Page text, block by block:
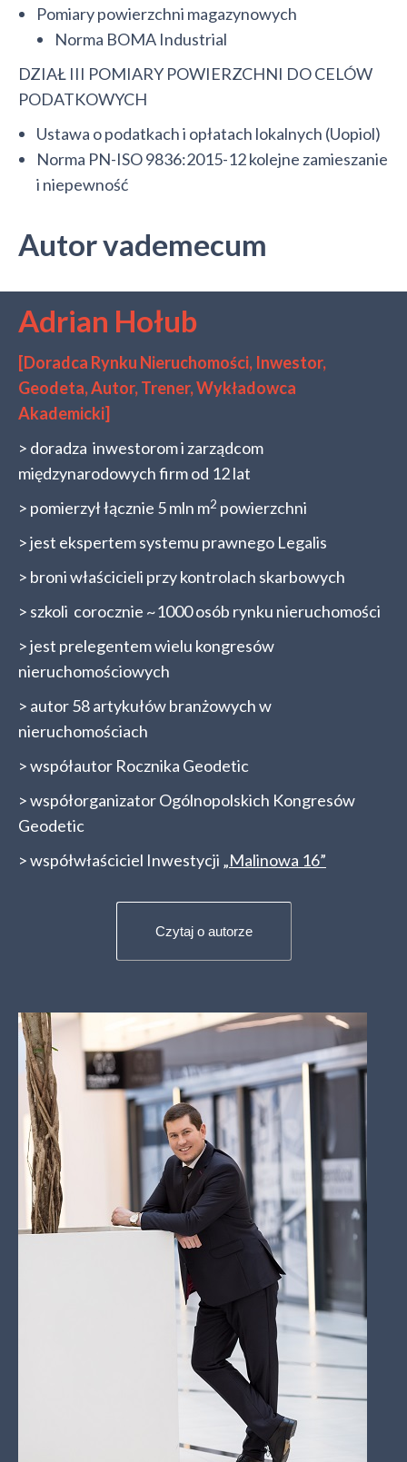
Pomiary powierzchni magazynowych
Norma BOMA Industrial
DZIAŁ III POMIARY POWIERZCHNI DO CELÓW
PODATKOWYCH
Ustawa o podatkach i opłatach lokalnych (Uopiol)
Norma PN-ISO 9836:2015-12 kolejne zamieszanie
i niepewność
Autor vademecum
Adrian Hołub
[Doradca Rynku Nieruchomości, Inwestor,
Geodeta, Autor, Trener, Wykładowca
Akademicki]
> doradza inwestorom i zarządcom
międzynarodowych firm od 12 lat
> pomierzył łącznie 5 mln m2 powierzchni
> jest ekspertem systemu prawnego Legalis
> broni właścicieli przy kontrolach skarbowych
> szkoli corocznie ~1000 osób rynku nieruchomości
> jest prelegentem wielu kongresów
nieruchomościowych
> autor 58 artykułów branżowych w
nieruchomościach
> współautor Rocznika Geodetic
> współorganizator Ogólnopolskich Kongresów
Geodetic
> współwłaściciel Inwestycji „Malinowa 16”
Czytaj o autorze